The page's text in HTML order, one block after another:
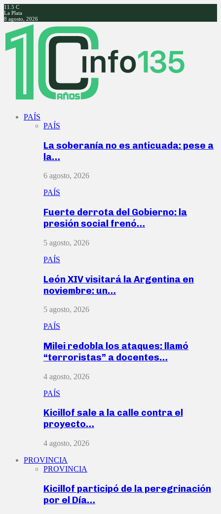
11.5 C
La Plata
8 agosto, 2026
Facebook
Twitter
Instagram
Youtube
PAÍS
PAÍS
La soberanía no es anticuada: pese a
la…
6 agosto, 2026
PAÍS
Fuerte derrota del Gobierno: la
presión social frenó…
5 agosto, 2026
PAÍS
León XIV visitará la Argentina en
noviembre: un…
5 agosto, 2026
PAÍS
Milei redobla los ataques: llamó
“terroristas” a docentes…
4 agosto, 2026
PAÍS
Kicillof sale a la calle contra el
proyecto…
4 agosto, 2026
PROVINCIA
PROVINCIA
Kicillof participó de la peregrinación
por el Día…